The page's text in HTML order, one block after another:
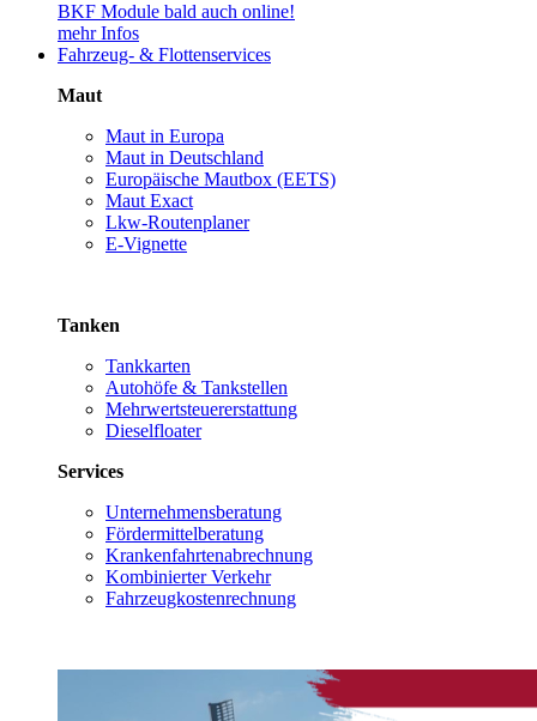
BKF Module bald auch online!
mehr Infos
Fahrzeug- & Flottenservices
Maut
Maut in Europa
Maut in Deutschland
Europäische Mautbox (EETS)
Maut Exact
Lkw-Routenplaner
E-Vignette
Tanken
Tankkarten
Autohöfe & Tankstellen
Mehrwertsteuererstattung
Dieselfloater
Services
Unternehmensberatung
Fördermittelberatung
Krankenfahrtenabrechnung
Kombinierter Verkehr
Fahrzeugkostenrechnung